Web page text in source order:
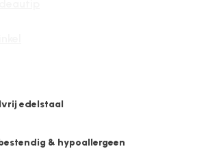
edelstaal
& hypoallergeen